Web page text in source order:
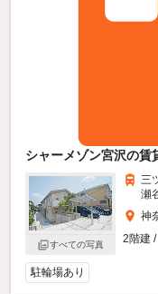
シャーメゾン宮沢の賃
すべての写真
三
瀬
神
2階建
駐輪場あり